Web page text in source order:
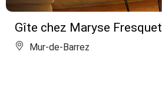
Gîte chez Maryse Fresquet
Mur-de-Barrez